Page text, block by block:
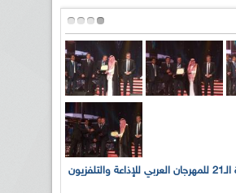
بالصور... الدورة الـ21 للمهرجان العربي للإذاعة والتلفزيون